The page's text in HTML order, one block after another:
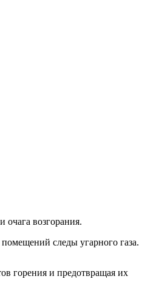
возгорания.
следы угарного газа.
горения и предотвращая их